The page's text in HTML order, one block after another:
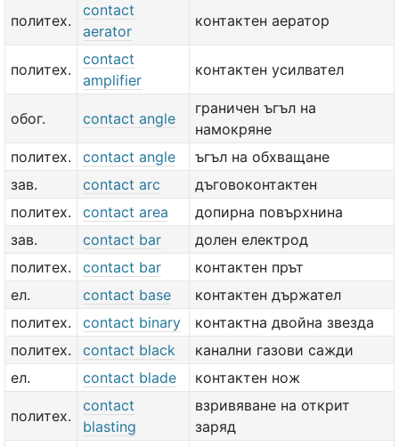
политех.
contact
aerator
контактен аератор
политех.
contact
amplifier
контактен усилвател
обог. contact angle
граничен ъгъл на
намокряне
политех.
contact angle
ъгъл на обхващане
зав.
contact arc
дъговоконтактен
политех.
contact area
допирна повърхнина
зав.
contact bar
долен електрод
политех.
contact bar
контактен прът
ел.
contact base
контактен държател
политех.
contact binary
контактна двойна звезда
политех.
contact black
канални газови сажди
ел.
contact blade контактен нож
политех.
contact
blasting
взривяване на открит
заряд